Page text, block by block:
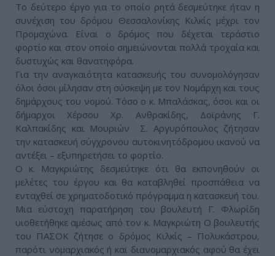
Το δεύτερο έργο για το οποίο ρητά δεσμεύτηκε ήταν η
συνέχιση του δρόμου Θεσσαλονίκης Κιλκίς μέχρι τον
Προμαχώνα. Είναι ο δρόμος που δέχεται τεράστιο
φορτίο και στον οποίο σημειώνονται πολλά τροχαία και
δυστυχώς και θανατηφόρα.
Για την αναγκαιότητα κατασκευής του συνομολόγησαν
όλοι όσοι μίλησαν στη σύσκεψη με τον Νομάρχη και τους
δημάρχους του νομού. Τόσο ο κ. Μπαλάσκας, όσοι και οι
δήμαρχοι Χέρσου Χρ. Ανθρακίδης, Δοϊράνης Γ.
Καλπακίδης και Μουριών Σ. Αργυρόπουλος ζήτησαν
την κατασκευή σύγχρονου αυτοκινητόδρομου ικανού να
αντέξει – εξυπηρετήσει το φορτίο.
Ο κ. Μαγκριώτης δεσμεύτηκε ότι θα εκπονηθούν οι
μελέτες του έργου και θα καταβληθεί προσπάθεια να
ενταχθεί σε χρηματοδοτικό πρόγραμμα η κατασκευή του.
Μια εύστοχη παρατήρηση του βουλευτή Γ. Φλωρίδη
υιοθετήθηκε αμέσως από τον κ. Μαγκριώτη Ο βουλευτής
του ΠΑΣΟΚ ζήτησε ο δρόμος Κιλκίς – Πολυκάστρου,
παρότι νομαρχιακός ή και διανομαρχιακός αφού θα έχει